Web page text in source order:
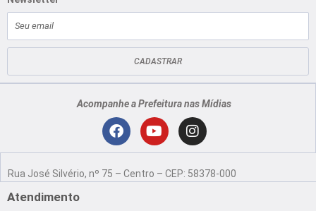
mail
CADASTRAR
Acompanhe a Prefeitura nas Mídias
F
c
Y
u
I
n
s
Rua José Silvério, nº 75 – Centro – CEP: 58378-000
Atendimento